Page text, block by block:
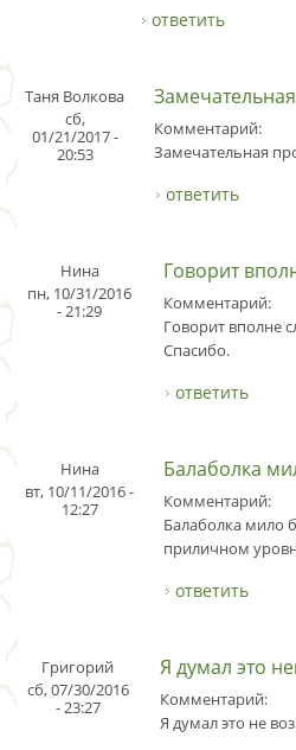
ответить
Таня Волкова
сб,
01/21/2017 -
20:53
Замечательная
Комментарий:
Замечательная
ответить
Нина
пн, 10/31/2016
- 21:29
Говорит
Комментарий:
Говорит вполне
Спасибо.
ответить
Нина
вт, 10/11/2016 -
12:27
Балаболка
Комментарий:
Балаболка мило
приличном
ответить
Григорий
сб, 07/30/2016
- 23:27
Я думал это
Комментарий:
Я думал это не